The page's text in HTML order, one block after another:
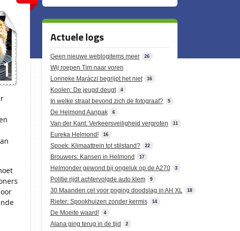
Actuele logs
Geen nieuwe weblogitems meer 26
Wij roepen Tim naar voren
Lonneke Maráczi begrijpt het niet
16
Koolen: De jeugd deugt 4
In welke straat bevond zich de fotograaf? 5
De Helmond Aanpak 6
Van der Kant: Verkeersveiligheid vergroten 11
Eureka Helmond! 16
Spoek: Klimaattrein tot stilstand? 22
Brouwers: Kansen in Helmond 17
Helmonder gewond bij ongeluk op de A270 3
Politie rijdt achtervolgde auto klem 9
30 Maanden cel voor poging doodslag in AH XL 18
Rieter: Spookhuizen zonder kermis 14
De Moeite waard! 4
Alana ging terug in de tijd 2